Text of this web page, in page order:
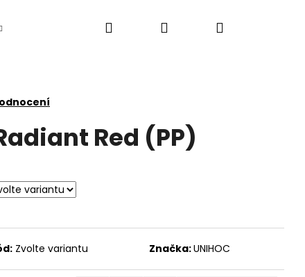
Hledat PřihlášeníNákupní
Red (PP)
Zvolte variantu Značka:UNIHOC